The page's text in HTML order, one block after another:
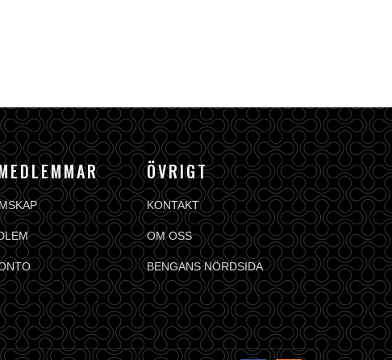
ÖVRIGT
KONTAKT
OM OSS
BENGANS NÖRDSIDA